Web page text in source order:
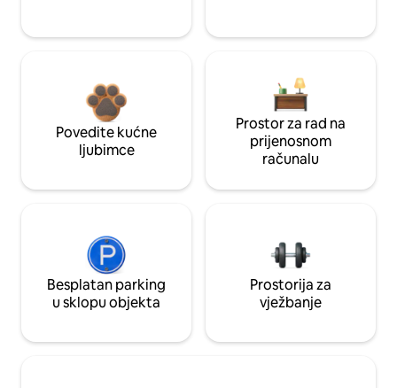
Povedite kućne
ljubimce
Prostor za rad na
prijenosnom
računalu
Besplatan parking
u sklopu objekta
Prostorija za
vježbanje